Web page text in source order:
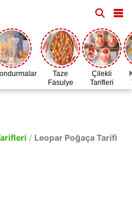
Taze
Fasulye
Zamanı
Çilekli
Tarifleri
/ Leopar Poğaça Tarifi